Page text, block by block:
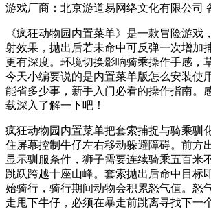
游戏厂商：北京游道易网络文化有限公司
《疯狂动物园内置菜单》是一款冒险游戏
射效果，抛出后若未命中可反弹一次增加
更有深度。环境切换影响骑乘操作手感，
今天小编要说的是内置菜单版怎么安装使
能省多少事，新手入门必看的操作指南。
载深入了解一下吧！
疯狂动物园内置菜单把套索捕捉与骑乘驯
住屏幕控制牛仔左右移动躲避障碍。前方
显示驯服条件，狮子需要连续骑乘五百米
跳跃跨越十座山峰。套索抛出后命中目标
始骑行，骑行期间动物会积累怒气值。怒
走甩下牛仔，必须在暴走前跳离寻找下一